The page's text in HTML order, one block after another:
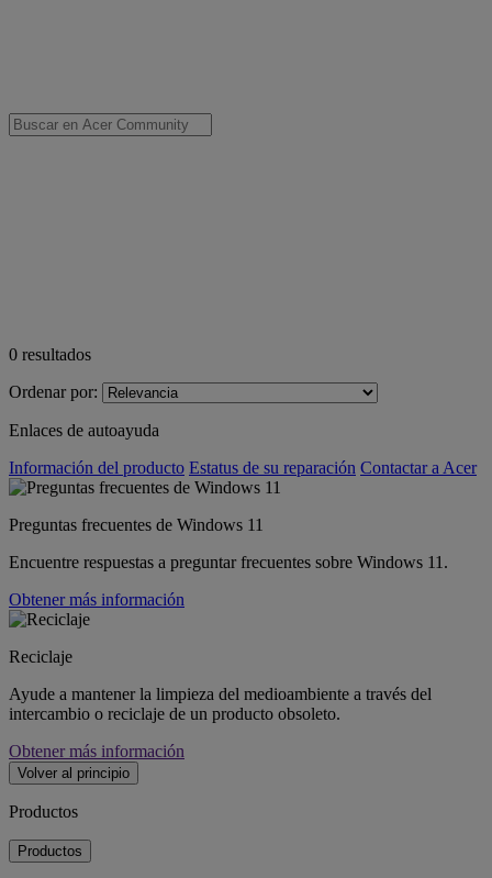
0 resultados
Ordenar por:
Enlaces de autoayuda
Información del producto Estatus de su reparación Contactar a Acer
Preguntas frecuentes de Windows 11
Encuentre respuestas a preguntar frecuentes sobre Windows 11.
Obtener más información
Reciclaje
Ayude a mantener la limpieza del medioambiente a través del
intercambio o reciclaje de un producto obsoleto.
Obtener más información
Volver al principio
Productos
Productos